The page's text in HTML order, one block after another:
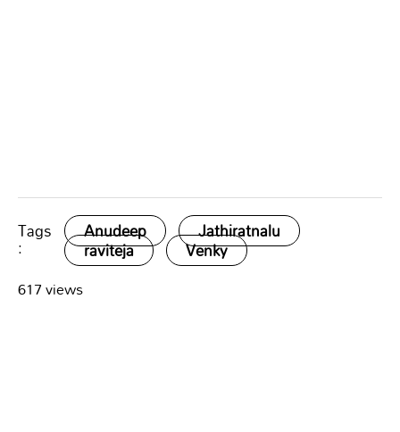
Tags
:
Anudeep Jathiratnalu
raviteja Venky
617 views